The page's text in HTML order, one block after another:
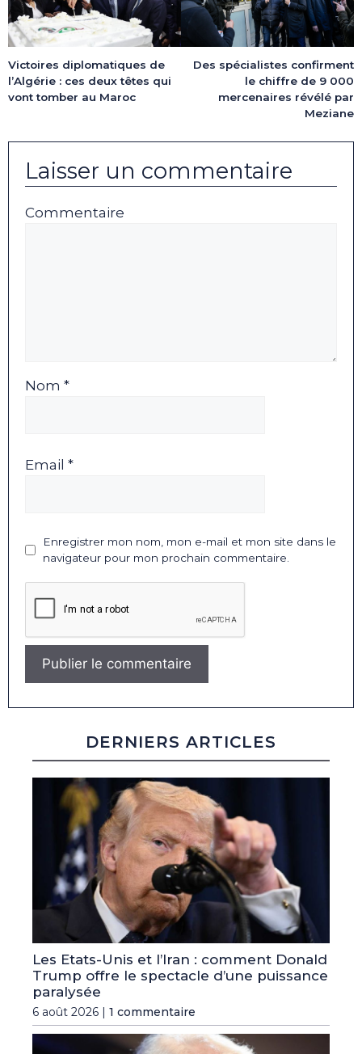
Victoires diplomatiques de
l’Algérie : ces deux têtes qui
vont tomber au Maroc
Des spécialistes confirment
le chiffre de 9 000
mercenaires révélé par
Meziane
Laisser un commentaire
Commentaire
Nom *
Email *
Enregistrer mon nom, mon e-mail et mon site dans le
navigateur pour mon prochain commentaire.
DERNIERS ARTICLES
Les Etats-Unis et l’Iran : comment Donald
Trump offre le spectacle d’une puissance
paralysée
6 août 2026 | 1 commentaire